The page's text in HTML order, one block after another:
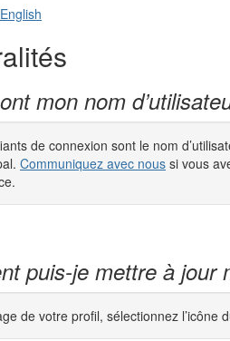
mon nom
de connexion sont le nom
Communiquez avec nous si vous
puis-je mettre à jour
de votre profil, sélectionnez l’icône